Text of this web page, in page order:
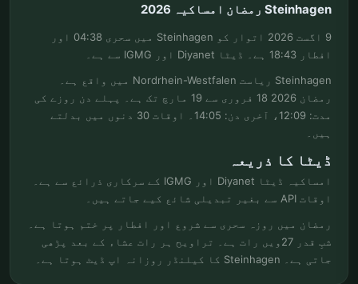
Steinhagen رمضان امساکیہ 2026
9 اگست 2026 اتوار کو Steinhagen میں سحری 04:38 اور
افطار 18:43 ہے۔ ڈیٹا Diyanet اور IGMG سے ہے۔
Steinhagen ریاست Nordrhein-Westfalen میں واقع ہے۔
رمضان 2026 18 فروری سے 19 مارچ تک ہے۔ پہلے دن روزے کی
مدت: 12:09، آخری دن: 14:05۔ اوقات 30 دنوں میں بدلتے
ہیں۔
ڈیٹا کا ذریعہ
امساکیہ ڈیٹا Diyanet اور IGMG کے سرکاری ذرائع سے ہے۔
اوقات API سے بغیر تبدیلی شائع کیے جاتے ہیں۔
رمضان میں روزہ سحری سے شروع اور افطار پر ختم ہوتا ہے۔
شبِ قدر 27ویں رات ہے۔ تراویح ہر رات عشاء کے بعد پڑھی
جاتی ہے۔ Steinhagen کا کیلنڈر روزانہ اپ ڈیٹ ہوتا ہے۔